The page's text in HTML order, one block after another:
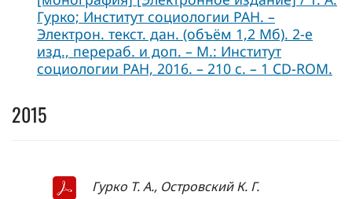
Гурко; Институт социологии РАН. –
Электрон. текст. дан. (объём 1,2 Мб). 2-е
изд., перераб. и доп. – М.: Институт
социологии РАН, 2016. – 210 с. – 1 CD-ROM.
2015
Гурко Т. А., Островский К. Г.